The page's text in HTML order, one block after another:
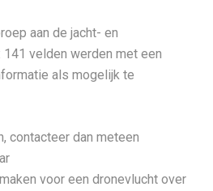
aan de jacht- en
velden werden met een
als mogelijk te
contacteer dan meteen
voor een dronevlucht over